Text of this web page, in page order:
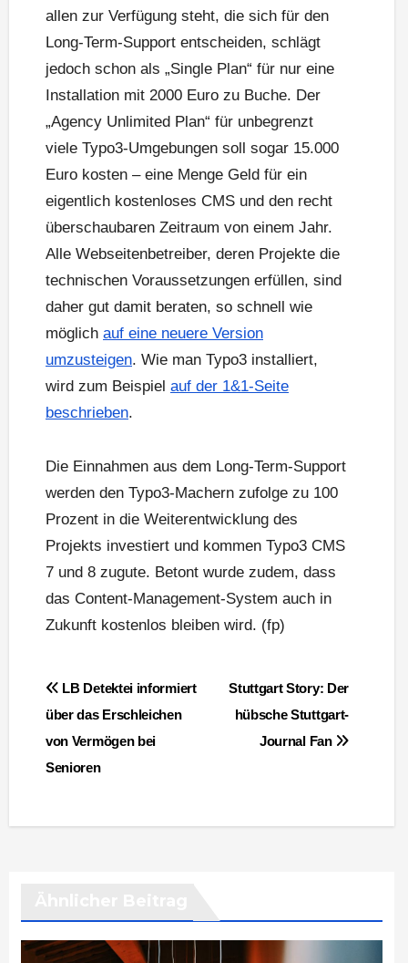
allen zur Verfügung steht, die sich für den
Long-Term-Support entscheiden, schlägt
jedoch schon als „Single Plan“ für nur eine
Installation mit 2000 Euro zu Buche. Der
„Agency Unlimited Plan“ für unbegrenzt
viele Typo3-Umgebungen soll sogar 15.000
Euro kosten – eine Menge Geld für ein
eigentlich kostenloses CMS und den recht
überschaubaren Zeitraum von einem Jahr.
Alle Webseitenbetreiber, deren Projekte die
technischen Voraussetzungen erfüllen, sind
daher gut damit beraten, so schnell wie
möglich auf eine neuere Version
umzusteigen. Wie man Typo3 installiert,
wird zum Beispiel auf der 1&1-Seite
beschrieben.
Die Einnahmen aus dem Long-Term-Support
werden den Typo3-Machern zufolge zu 100
Prozent in die Weiterentwicklung des
Projekts investiert und kommen Typo3 CMS
7 und 8 zugute. Betont wurde zudem, dass
das Content-Management-System auch in
Zukunft kostenlos bleiben wird. (fp)
BeitragsnavigationStuttgart Story: Der
hübsche Stuttgart-
Journal­ Fan
LB Detektei informiert
über das Erschleichen
von Vermögen bei
Senioren